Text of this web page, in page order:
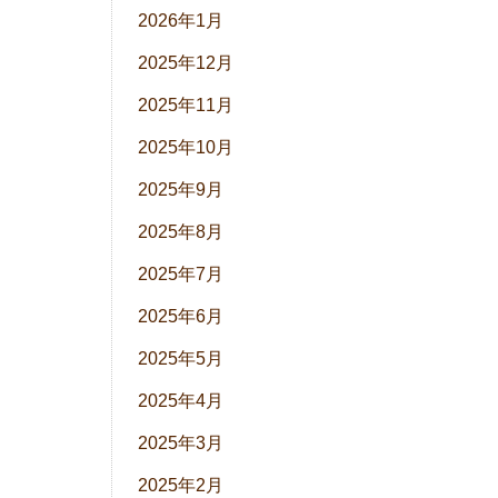
2026年1月
2025年12月
2025年11月
2025年10月
2025年9月
2025年8月
2025年7月
2025年6月
2025年5月
2025年4月
2025年3月
2025年2月